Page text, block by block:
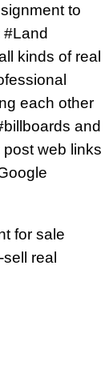
to
#Land
kinds of real
each other
and
web links
for sale
real